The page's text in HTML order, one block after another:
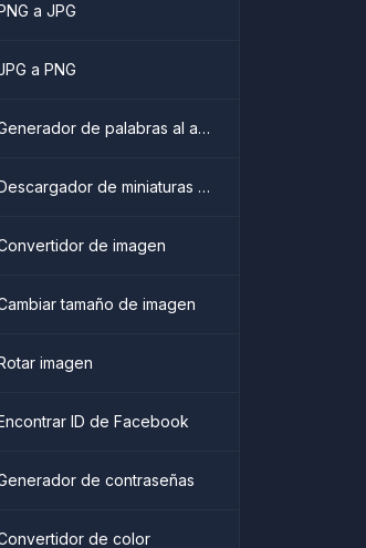
a JPG
a PNG
Generador de palabras al azar
Descargador de miniaturas de YouTube
de imagen
tamaño de imagen
imagen
ID de Facebook
de contraseñas
de color